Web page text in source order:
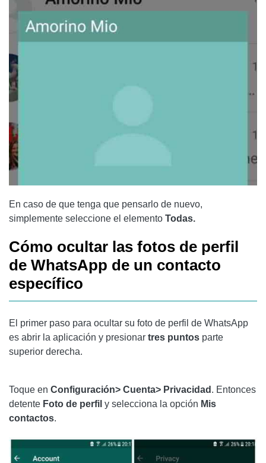
En caso de que tenga que pensarlo de nuevo,
simplemente seleccione el elemento Todas.
Cómo ocultar las fotos de perfil
de WhatsApp de un contacto
específico
El primer paso para ocultar su foto de perfil de WhatsApp
es abrir la aplicación y presionar tres puntos parte
superior derecha.
Toque en Configuración> Cuenta> Privacidad . Entonces
detente Foto de perfil y selecciona la opción Mis
contactos.